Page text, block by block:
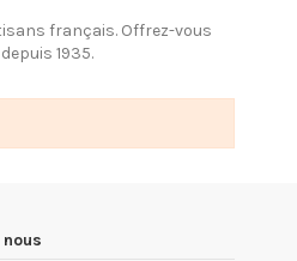
français. Offrez-vous
1935.
nous